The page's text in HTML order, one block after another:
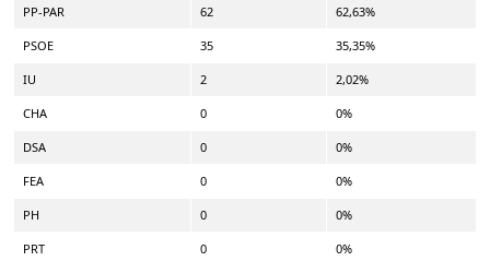
PP-PAR 62 62,63%
PSOE 35 35,35%
IU 2 2,02%
CHA 0 0%
DSA 0 0%
FEA 0 0%
PH 0 0%
PRT 0 0%